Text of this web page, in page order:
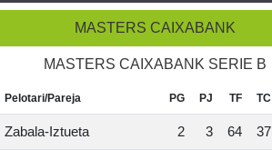
MASTERS CAIXABANK
MASTERS CAIXABANK SERIE B
Pelotari/Pareja PG PJ TF TC
Zabala-Iztueta 2 3 64 37